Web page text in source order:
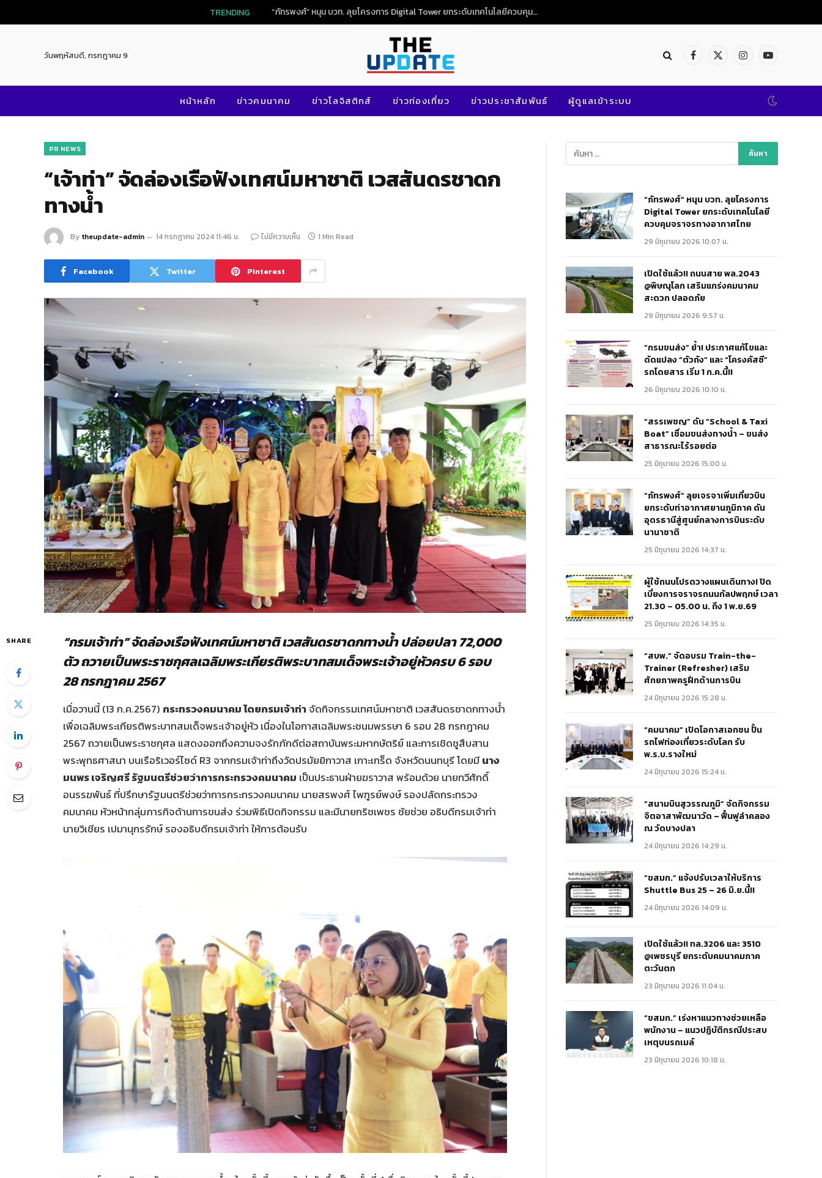
TRENDING
วันพฤหัสบดี, กรกฎาคม 9 Facebook
X
InstagramYouTube
หน้าหลัก ข่าวคมนาคม ข่าวโลจิสติกส์ ข่าวท่องเที่ยว ข่าวประชาสัมพันธ์ ผู้ดูแลเข้าระบบ
PR NEWS
“เจ้าท่า” จัดล่องเรือฟังเทศน์มหาชาติ เวสสันดรชาดก
ทางน้ำ
By theupdate-admin 14 กรกฎาคม 2024 11:46 น. ไม่มีความเห็น 1 Min Read
Facebook Twitter Pinterest
SHARE
“กรมเจ้าท่า” จัดล่องเรือฟังเทศน์มหาชาติ เวสสันดรชาดกทางน้ำ ปล่อยปลา 72,000
ตัว ถวายเป็นพระราชกุศลเฉลิมพระเกียรติพระบาทสมเด็จพระเจ้าอยู่หัวครบ 6 รอบ
28 กรกฎาคม 2567
เมื่อวานนี้ (13 ก.ค.2567) กระทรวงคมนาคม โดยกรมเจ้าท่าจัดกิจกรรมเทศน์มหาชาติ เวสสันดรชาดกทางน้ำ
เพื่อเฉลิมพระเกียรติพระบาทสมเด็จพระเจ้าอยู่หัว เนื่องในโอกาสเฉลิมพระชนมพรรษา 6 รอบ 28 กรกฎาคม
2567 ถวายเป็นพระราชกุศล แสดงออกถึงความจงรักภักดีต่อสถาบันพระมหากษัตริย์ และการเชิดชูสืบสาน
พระพุทธศาสนา บนเรือริเวอร์ไซด์ R3 จากกรมเจ้าท่าถึงวัดปรมัยยิกาวาส เกาะเกร็ด จังหวัดนนทบุรี โดยมี นาง
มนพร เจริญศรี รัฐมนตรีช่วยว่าการกระทรวงคมนาคม เป็นประธานฝ่ายฆราวาส พร้อมด้วย นายทวีศักดิ์
อนรรฆพันธ์ ที่ปรึกษารัฐมนตรีช่วยว่าการกระทรวงคมนาคม นายสรพงศ์ ไพฑูรย์พงษ์ รองปลัดกระทรวง
คมนาคม หัวหน้ากลุ่มภารกิจด้านการขนส่ง ร่วมพิธีเปิดกิจกรรม และมีนายกริชเพชร ชัยช่วย อธิบดีกรมเจ้าท่า
นายวิเชียร เปมานุกรรักษ์ รองอธิบดีกรมเจ้าท่า ให้การต้อนรับ
“ภัทรพงศ์” หนุน บวท. ลุยโครงการ
Digital Tower ยกระดับเทคโนโลยี
ควบคุมจราจรทางอากาศไทย
29 มิถุนายน 2026 10:07 น.
เปิดใช้แล้ว!! ถนนสาย พล.2043
@พิษณุโลก เสริมแกร่งคมนาคม
สะดวก ปลอดภัย
29 มิถุนายน 2026 9:57 น.
“กรมขนส่ง” ย้ำ! ประกาศแก้ไขและ
ดัดแปลง “ตัวถัง” และ “โครงคัสซี”
รถโดยสาร เริ่ม 1 ก.ค.นี้!!
26 มิถุนายน 2026 10:10 น.
“สรรเพชญ” ดัน “School & Taxi
Boat” เชื่อมขนส่งทางน้ำ – ขนส่ง
สาธารณะไร้รอยต่อ
25 มิถุนายน 2026 15:00 น.
“ภัทรพงศ์” ลุยเจรจาเพิ่มเที่ยวบิน
ยกระดับท่าอากาศยานภูมิภาค ดัน
อุดรธานีสู่ศูนย์กลางการบินระดับ
นานาชาติ
25 มิถุนายน 2026 14:37 น.
ผู้ใช้ถนนโปรดวางแผนเดินทาง! ปิด
เบี่ยงการจราจรถนนกัลปพฤกษ์ เวลา
21.30 – 05.00 น. ถึง 1 พ.ย.69
25 มิถุนายน 2026 14:35 น.
“สบพ.” จัดอบรม Train-the-
Trainer (Refresher) เสริม
ศักยภาพครูฝึกด้านการบิน
24 มิถุนายน 2026 15:28 น.
“คมนาคม” เปิดโอกาสเอกชน ปั้น
รถไฟท่องเที่ยวระดับโลก รับ
พ.ร.บ.รางใหม่
24 มิถุนายน 2026 15:24 น.
“สนามบินสุวรรณภูมิ” จัดกิจกรรม
จิตอาสาพัฒนาวัด – ฟื้นฟูลำคลอง
ณ วัดบางปลา
24 มิถุนายน 2026 14:29 น.
“ขสมก.” แจ้งปรับเวลาให้บริการ
Shuttle Bus 25 – 26 มิ.ย.นี้!!
24 มิถุนายน 2026 14:09 น.
เปิดใช้แล้ว!! ทล.3206 และ 3510
@เพชรบุรี ยกระดับคมนาคมภาค
ตะวันตก
23 มิถุนายน 2026 11:04 น.
“ขสมก.” เร่งหาแนวทางช่วยเหลือ
พนักงาน – แนวปฏิบัติกรณีประสบ
เหตุบนรถเมล์
23 มิถุนายน 2026 10:18 น.